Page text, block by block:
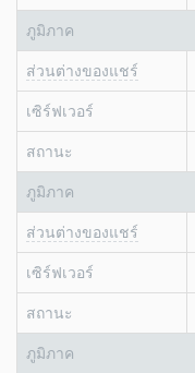
ภูมิภาค
ส่วนต่างของแชร์
เซิร์ฟเวอร์
สถานะ
ภูมิภาค
ส่วนต่างของแชร์
เซิร์ฟเวอร์
สถานะ
ภูมิภาค